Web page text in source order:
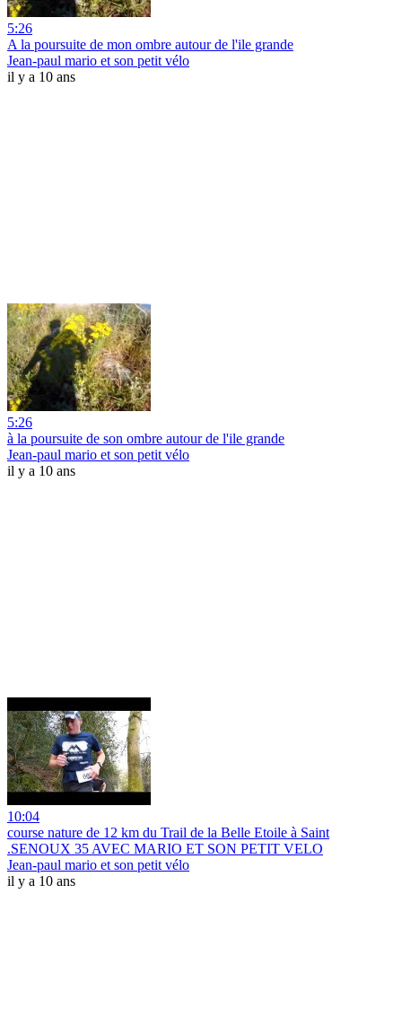
5:26
A la poursuite de mon ombre autour de l'ile grande
Jean-paul mario et son petit vélo
il y a 10 ans
5:26
à la poursuite de son ombre autour de l'ile grande
Jean-paul mario et son petit vélo
il y a 10 ans
10:04
course nature de 12 km du Trail de la Belle Etoile à Saint
.SENOUX 35 AVEC MARIO ET SON PETIT VELO
Jean-paul mario et son petit vélo
il y a 10 ans